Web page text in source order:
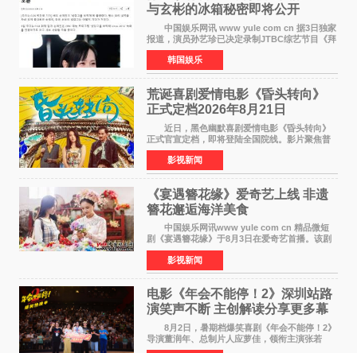
与玄彬的冰箱秘密即将公开
中国娱乐网讯 www yule com cn 据3日独家
报道，演员孙艺珍已决定录制JTBC综艺节目《拜
托了冰箱》，目前正在协调具体细节。这是孙艺
珍首次公开个人冰箱，也是她婚后首次以玄彬的
妻子身份参与
韩国娱乐
荒诞喜剧爱情电影《昏头转向》
正式定档2026年8月21日
近日，黑色幽默喜剧爱情电影《昏头转向》
正式官宣定档，即将登陆全国院线。影片聚焦普
通人的荒诞生活，以戏谑诙谐的镜头语言、反转
不断的剧情，融合爆笑喜剧与细腻爱情元素，打
造出一部接地气
影视新闻
《宴遇簪花缘》爱奇艺上线 非遗
簪花邂逅海洋美食
中国娱乐网讯www yule com cn 精品微短
剧《宴遇簪花缘》于8月3日在爱奇艺首播。该剧
是泉州荣膺世界美食之都后推出的首部美食主题
文旅微短剧，实力派演员孙茜特别出演簪花非遗
传承人，她曾参演
影视新闻
电影《年会不能停！2》深圳站路
演笑声不断 主创解读分享更多幕
后创作
8月2日，暑期档爆笑喜剧《年会不能停！2》
导演董润年、总制片人应萝佳，领衔主演张若
昀、白客，主演酷酷的滕出席深圳路演，与观众